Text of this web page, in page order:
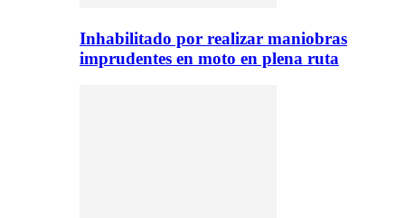
Inhabilitado por realizar maniobras
imprudentes en moto en plena ruta